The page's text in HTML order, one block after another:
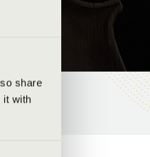
share
it with